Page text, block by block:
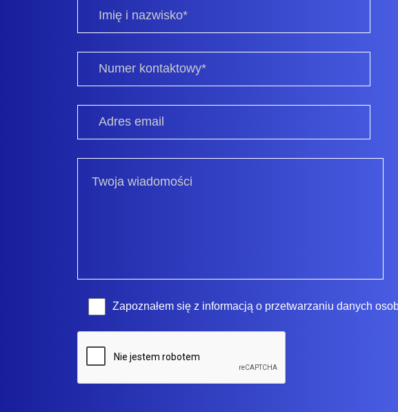
Zapoznałem się z informacją o przetwarzaniu danych
.